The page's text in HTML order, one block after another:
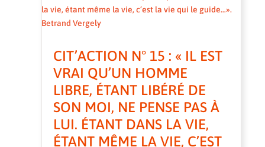
CIT’ACTION N° 15 : « IL EST
VRAI QU’UN HOMME
LIBRE, ÉTANT LIBÉRÉ DE
SON MOI, NE PENSE PAS À
LUI. ÉTANT DANS LA VIE,
ÉTANT MÊME LA VIE, C’EST